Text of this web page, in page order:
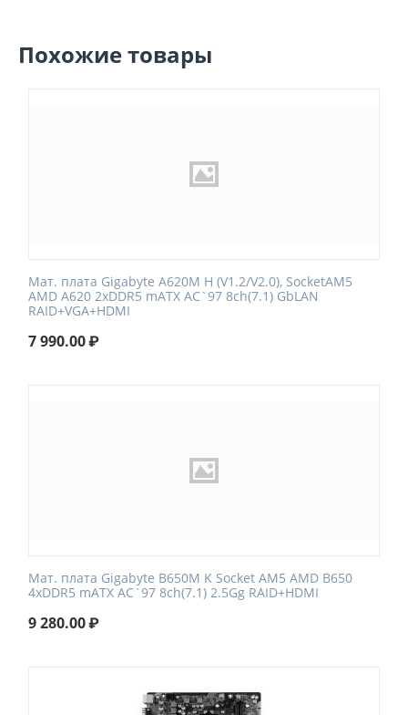
Похожие товары
Мат. плата Gigabyte A620M H (V1.2/V2.0), SocketAM5
AMD A620 2xDDR5 mATX AC`97 8ch(7.1) GbLAN
RAID+VGA+HDMI
7 990.00₽
Мат. плата Gigabyte B650M K Socket AM5 AMD B650
4xDDR5 mATX AC`97 8ch(7.1) 2.5Gg RAID+HDMI
9 280.00₽